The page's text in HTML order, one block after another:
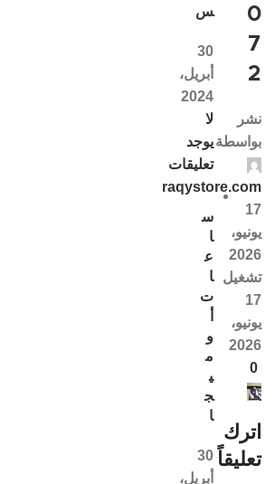
0
7
2
نشر
بواسطة
raqystore.com
17
يونيو،
2026
تشغيل
17
يونيو،
2026
0
اترك
تعليقاً
س
30
أبريل،
2024
لا
يوجد
تعليقات
س
ا
ع
ا
ت
و
م
ي
ج
ا
30
أبريل،